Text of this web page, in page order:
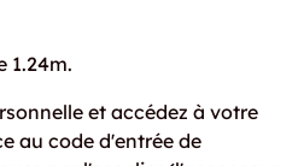
1.24m.
et accédez à votre
au code d'entrée de